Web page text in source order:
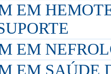
EM
EM
EM SAÚDE